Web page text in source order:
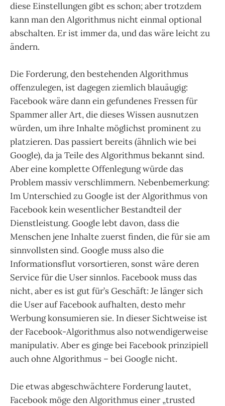
diese Einstellungen gibt es schon; aber trotzdem
kann man den Algorithmus nicht einmal optional
abschalten. Er ist immer da, und das wäre leicht zu
ändern.
Die Forderung, den bestehenden Algorithmus
offenzulegen, ist dagegen ziemlich blauäugig:
Facebook wäre dann ein gefundenes Fressen für
Spammer aller Art, die dieses Wissen ausnutzen
würden, um ihre Inhalte möglichst prominent zu
platzieren. Das passiert bereits (ähnlich wie bei
Google), da ja Teile des Algorithmus bekannt sind.
Aber eine komplette Offenlegung würde das
Problem massiv verschlimmern. Nebenbemerkung:
Im Unterschied zu Google ist der Algorithmus von
Facebook kein wesentlicher Bestandteil der
Dienstleistung. Google lebt davon, dass die
Menschen jene Inhalte zuerst finden, die für sie am
sinnvollsten sind. Google muss also die
Informationsflut vorsortieren, sonst wäre deren
Service für die User sinnlos. Facebook muss das
nicht, aber es ist gut für’s Geschäft: Je länger sich
die User auf Facebook aufhalten, desto mehr
Werbung konsumieren sie. In dieser Sichtweise ist
der Facebook-Algorithmus also notwendigerweise
manipulativ. Aber es ginge bei Facebook prinzipiell
auch ohne Algorithmus – bei Google nicht.
Die etwas abgeschwächtere Forderung lautet,
Facebook möge den Algorithmus einer „trusted